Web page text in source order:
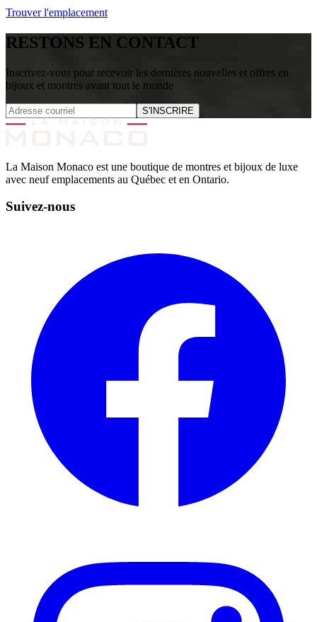
Trouver l'emplacement
RESTONS EN CONTACT
Inscrivez-vous pour recevoir les dernières nouvelles et offres en
bijoux et montres avant tout le monde
S'INSCRIRE
La Maison Monaco est une boutique de montres et bijoux de luxe
avec neuf emplacements au Québec et en Ontario.
Suivez-nous